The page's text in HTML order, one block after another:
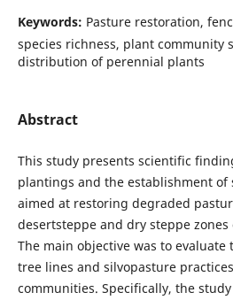
Keywords: Pasture restoration,
species richness, plant community
distribution of perennial plants
Abstract
This study presents scientific
plantings and the establishment of
aimed at restoring degraded
desertsteppe and dry steppe
The main objective was to
tree lines and silvopasture
communities. Specifically, the